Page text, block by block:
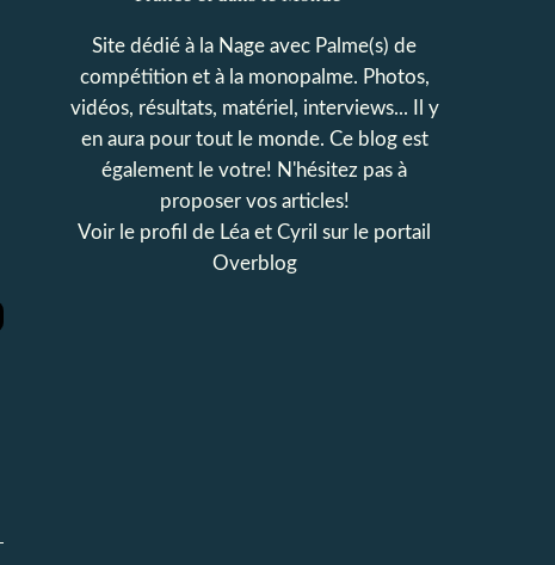
Site dédié à la Nage avec Palme(s) de
compétition et à la monopalme. Photos,
vidéos, résultats, matériel, interviews... Il y
en aura pour tout le monde. Ce blog est
également le votre! N'hésitez pas à
proposer vos articles!
Voir le profil de Léa et Cyril sur le portail
Overblog